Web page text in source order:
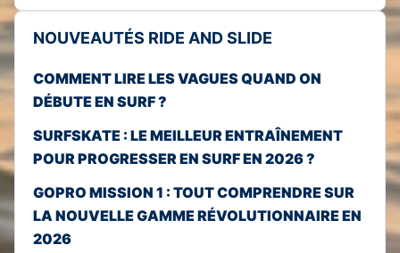
NOUVEAUTÉS RIDE AND SLIDE
COMMENT LIRE LES VAGUES QUAND ON
DÉBUTE EN SURF ?
SURFSKATE : LE MEILLEUR ENTRAÎNEMENT
POUR PROGRESSER EN SURF EN 2026 ?
GOPRO MISSION 1 : TOUT COMPRENDRE SUR
LA NOUVELLE GAMME RÉVOLUTIONNAIRE EN
2026